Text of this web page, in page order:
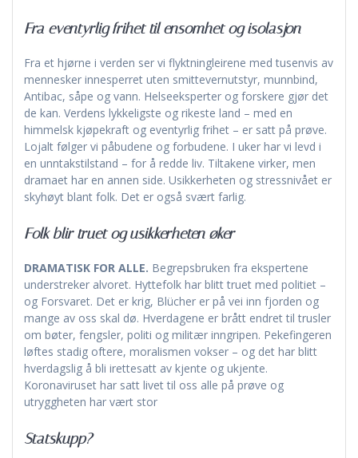
Fra eventyrlig frihet til ensomhet og isolasjon
Fra et hjørne i verden ser vi flyktningleirene med tusenvis av
mennesker innesperret uten smittevernutstyr, munnbind,
Antibac, såpe og vann. Helseeksperter og forskere gjør det
de kan. Verdens lykkeligste og rikeste land – med en
himmelsk kjøpekraft og eventyrlig frihet – er satt på prøve.
Lojalt følger vi påbudene og forbudene. I uker har vi levd i
en unntakstilstand – for å redde liv. Tiltakene virker, men
dramaet har en annen side. Usikkerheten og stressnivået er
skyhøyt blant folk. Det er også svært farlig.
Folk blir truet og usikkerheten øker
DRAMATISK FOR ALLE. Begrepsbruken fra ekspertene
understreker alvoret. Hyttefolk har blitt truet med politiet –
og Forsvaret. Det er krig, Blücher er på vei inn fjorden og
mange av oss skal dø. Hverdagene er brått endret til trusler
om bøter, fengsler, politi og militær inngripen. Pekefingeren
løftes stadig oftere, moralismen vokser – og det har blitt
hverdagslig å bli irettesatt av kjente og ukjente.
Koronaviruset har satt livet til oss alle på prøve og
utryggheten har vært stor
Statskupp?